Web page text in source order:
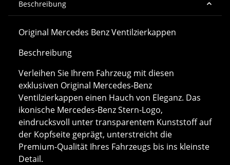
Beschreibung
Original Mercedes Benz Ventilzierkappen
Beschreibung
Verleihen Sie Ihrem Fahrzeug mit diesen
exklusiven Original Mercedes-Benz
Ventilzierkappen einen Hauch von Eleganz. Das
ikonische Mercedes-Benz Stern-Logo,
eindrucksvoll unter transparentem Kunststoff auf
der Kopfseite geprägt, unterstreicht die
Premium-Qualität Ihres Fahrzeugs bis ins kleinste
Detail.